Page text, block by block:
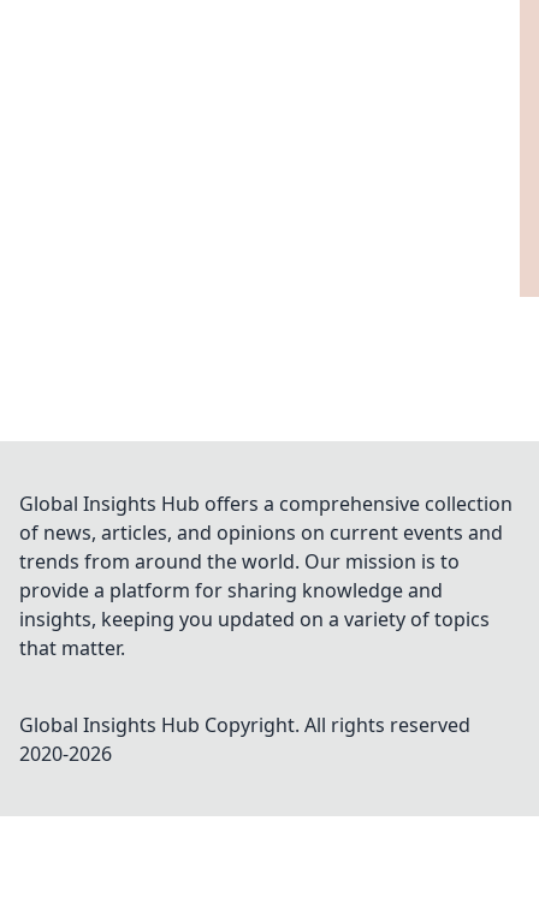
Global Insights Hub offers a comprehensive collection
of news, articles, and opinions on current events and
trends from around the world. Our mission is to
provide a platform for sharing knowledge and
insights, keeping you updated on a variety of topics
that matter.
Global Insights Hub Copyright. All rights reserved
2020-2026